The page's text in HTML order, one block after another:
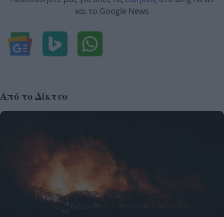
και το Google News
Από το Δίκτυο